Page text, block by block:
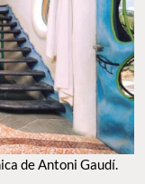
de Antoni Gaudí.